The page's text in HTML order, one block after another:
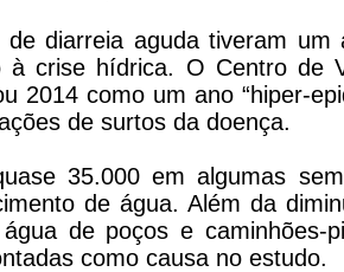
diarreia aguda tiveram um
crise hídrica. O Centro de
2014 como um ano “hiper-
de surtos da doença.
35.000 em algumas
de água. Além da
de poços e caminhões-
como causa no estudo.